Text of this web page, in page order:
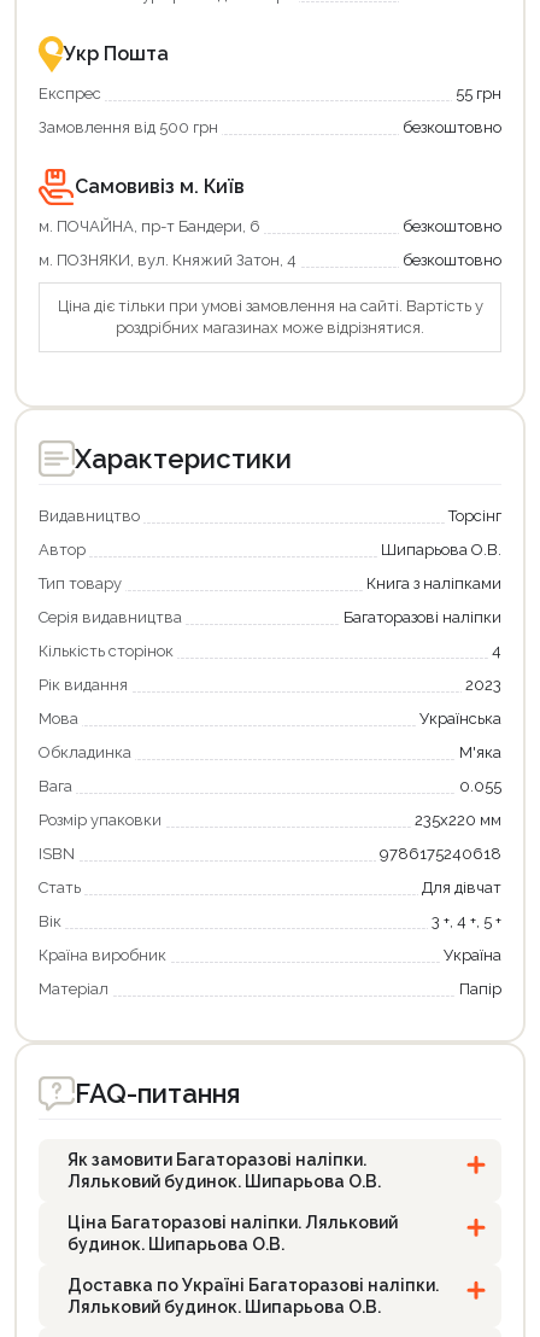
зручно
та
вигідно!
Укр Пошта
Експрес
55 грн
Замовлення від 500 грн
безкоштовно
Самовивіз м. Київ
м. ПОЧАЙНА, пр-т Бандери, 6
безкоштовно
м. ПОЗНЯКИ, вул. Княжий Затон, 4
безкоштовно
Ціна діє тільки при умові замовлення на сайті. Вартість у
роздрібних магазинах може відрізнятися.
Характеристики
Видавництво
Торсінг
Автор
Шипарьова О.В.
Тип товару
Книга з наліпками
Серія видавництва
Багаторазові наліпки
Кількість сторінок
4
Рік видання
2023
Мова
Українська
Обкладинка
М'яка
Вага
0.055
Розмір упаковки
235х220 мм
ISBN
9786175240618
Стать
Для дівчат
Вік
3 +, 4 +, 5 +
Країна виробник
Україна
Матеріал
Папір
FAQ-питання
Як замовити Багаторазові наліпки.
Ляльковий будинок. Шипарьова О.В.
Ціна Багаторазові наліпки. Ляльковий
будинок. Шипарьова О.В.
Доставка по Україні Багаторазові наліпки.
Ляльковий будинок. Шипарьова О.В.
Оформити замовлення